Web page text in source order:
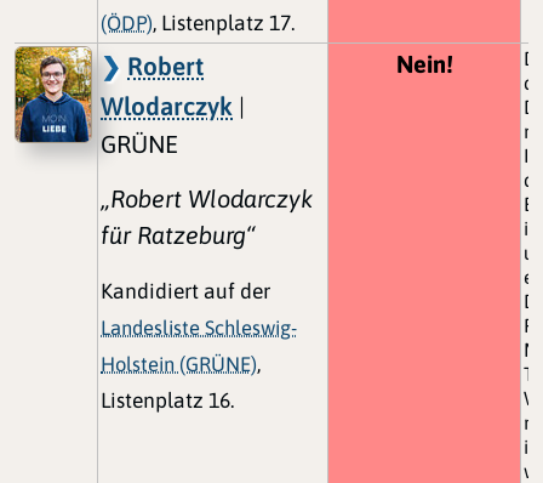
(ÖDP), Listenplatz 17.
Robert
Wlodarczyk |
GRÜNE
„Robert Wlodarczyk
für Ratzeburg“
Kandidiert auf der
Landesliste Schleswig-
Holstein (GRÜNE),
Listenplatz 16.
Nein!